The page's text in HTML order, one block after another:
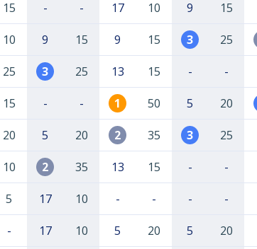
15 - - 17 10 9 15
10 9 15 9 15 3 25
25 3 25 13 15 - -
15 - - 1 50 5 20
20 5 20 2 35 3 25
10 2 35 13 15 - -
5 17 10 - - - -
- 17 10 5 20 5 20